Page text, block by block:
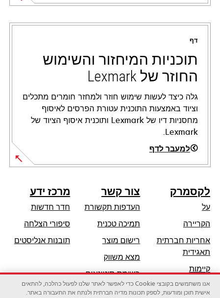
opens
in
new
tab
דף
תוכניות המיחזור והשימוש
החוזר של Lexmark
גלה כיצד לעשות שימוש חוזר ולמחזר חומרים מתכלים
וציוד באמצעות התוכנית עטורת הפרסים לאיסוף
מחסניות דיו של Lexmark ותוכנית איסוף הציוד של
Lexmark.
למעבר לדף
לקסמרק
על
הקריירה
אחריות חברתית
תאגידיתopens
a
new
קיימות
שותפי לקסמרק
צור קשר
העדפות תקשורת
תמיכה טכניתopens
tab
רישום מוצר
מצא משווק
רשימת סיטונאים
מרכז ידע
חדר חדשות
סיפורי הצלחה
תובנות אנליסטים
אנו משתמשים בקובצי Cookie כדי לאפשר לאתר שלנו לפעול כהלכה, להתאים
אישית תוכן ומודעות, לספק תכונות מדיה חברתית ולנתח את התעבורה באתר.